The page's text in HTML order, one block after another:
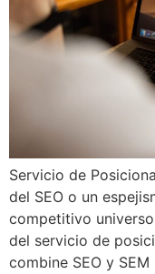
Servicio de
del SEO o un
competitivo
del servicio de
combine SEO y